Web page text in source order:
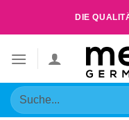
DIE
Suche
nach: